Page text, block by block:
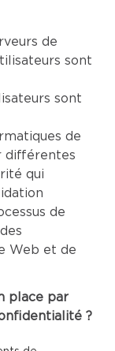
de
sont
sont
de
différentes
qui
de
Web et de
place par
?